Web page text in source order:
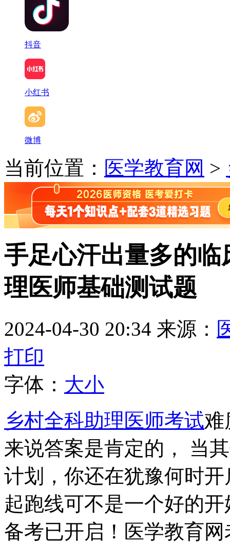
抖音
小红书
微博
当前位置： 医学教育网 >
手足心汗出量多的
理医师基础测试题
2024-04-30 20:34 来源：
打印
字体： 大小
乡村全科助理医师考试难
来说答案是肯定的， 当
计划，你还在犹豫何时
起跑线可不是一个好的开
备考已开启！医学教育